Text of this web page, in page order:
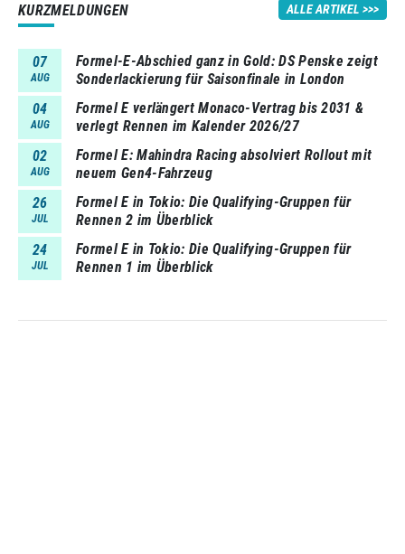
KURZMELDUNGEN ALLE ARTIKEL
07
AUG
Formel-E-Abschied ganz in Gold: DS Penske zeigt
Sonderlackierung für Saisonfinale in London
04
AUG
Formel E verlängert Monaco-Vertrag bis 2031 &
verlegt Rennen im Kalender 2026/27
02
AUG
Formel E: Mahindra Racing absolviert Rollout mit
neuem Gen4-Fahrzeug
26
JUL
Formel E in Tokio: Die Qualifying-Gruppen für
Rennen 2 im Überblick
24
JUL
Formel E in Tokio: Die Qualifying-Gruppen für
Rennen 1 im Überblick